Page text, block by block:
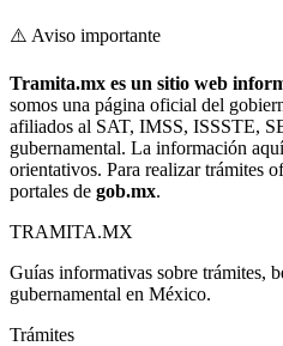
⚠️ Aviso importante
Tramita.mx es un sitio web
somos una página oficial del
afiliados al SAT, IMSS, ISSSTE,
gubernamental. La información
orientativos. Para realizar trámites
portales de gob.mx.
TRAMITA.MX
Guías informativas sobre trámites,
gubernamental en México.
Trámites